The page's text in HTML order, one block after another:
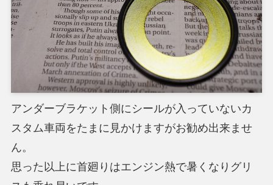
アンダーブラケット側にシールが入っていないカ
スタム車両をたまに見かけますがお勧め出来ませ
ん。
思った以上に首廻りはエンジン熱で暑くなりグリ